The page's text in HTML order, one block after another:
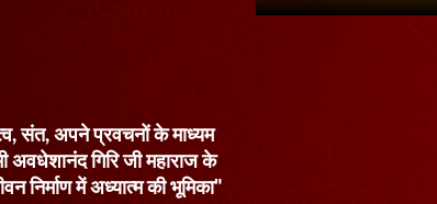
संत, अपने प्रवचनों के माध्यम
अवधेशानंद गिरि जी महाराज के
निर्माण में अध्यात्म की भूमिका"